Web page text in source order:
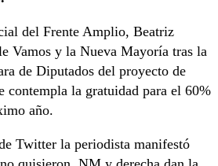
del Frente Amplio, Beatriz
Vamos y la Nueva Mayoría tras la
de Diputados del proyecto de
contempla la gratuidad para el 60%
año.
Twitter la periodista manifestó